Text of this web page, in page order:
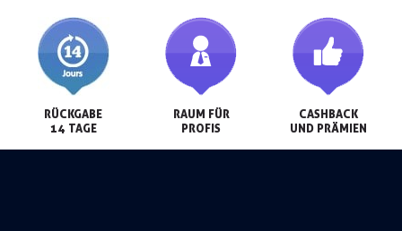
RÜCKGABE
14 TAGE
RAUM FÜR
PROFIS
CASHBACK
UND PRÄMIEN